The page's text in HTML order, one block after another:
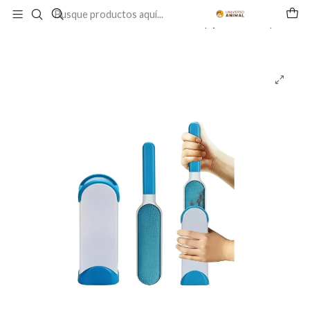
Inicio PERRO HIGIENE
Limpieza
Removedor Pelusas y Pelos de Mascotas (Quita Pelusas)